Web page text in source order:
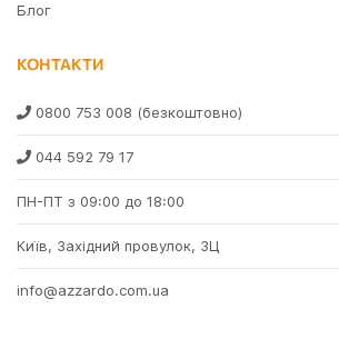
Блог
КОНТАКТИ
0800 753 008 (безкоштовно)
044 592 79 17
ПН-ПТ з 09:00 до 18:00
Київ, Західний провулок, 3Ц
info@azzardo.com.ua